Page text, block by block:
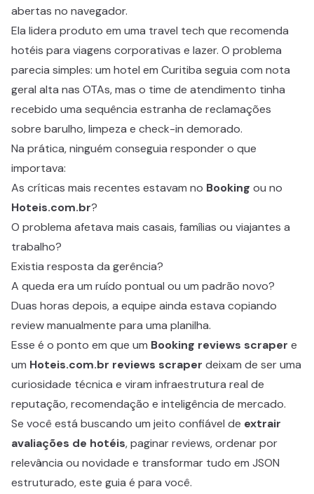
abertas no navegador.
Ela lidera produto em uma travel tech que recomenda
hotéis para viagens corporativas e lazer. O problema
parecia simples: um hotel em Curitiba seguia com nota
geral alta nas OTAs, mas o time de atendimento tinha
recebido uma sequência estranha de reclamações
sobre barulho, limpeza e check-in demorado.
Na prática, ninguém conseguia responder o que
importava:
As críticas mais recentes estavam no Booking ou no
Hoteis.com.br?
O problema afetava mais casais, famílias ou viajantes a
trabalho?
Existia resposta da gerência?
A queda era um ruído pontual ou um padrão novo?
Duas horas depois, a equipe ainda estava copiando
review manualmente para uma planilha.
Esse é o ponto em que um Booking reviews scraper e
um Hoteis.com.br reviews scraper deixam de ser uma
curiosidade técnica e viram infraestrutura real de
reputação, recomendação e inteligência de mercado.
Se você está buscando um jeito confiável de extrair
avaliações de hotéis, paginar reviews, ordenar por
relevância ou novidade e transformar tudo em JSON
estruturado, este guia é para você.